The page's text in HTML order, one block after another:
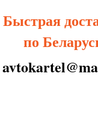
Быстрая
по